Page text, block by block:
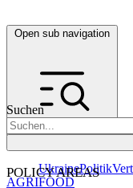
Open sub navigation
Suchen
POLICY AREAS
UkrainePolitik
AGRIFOOD